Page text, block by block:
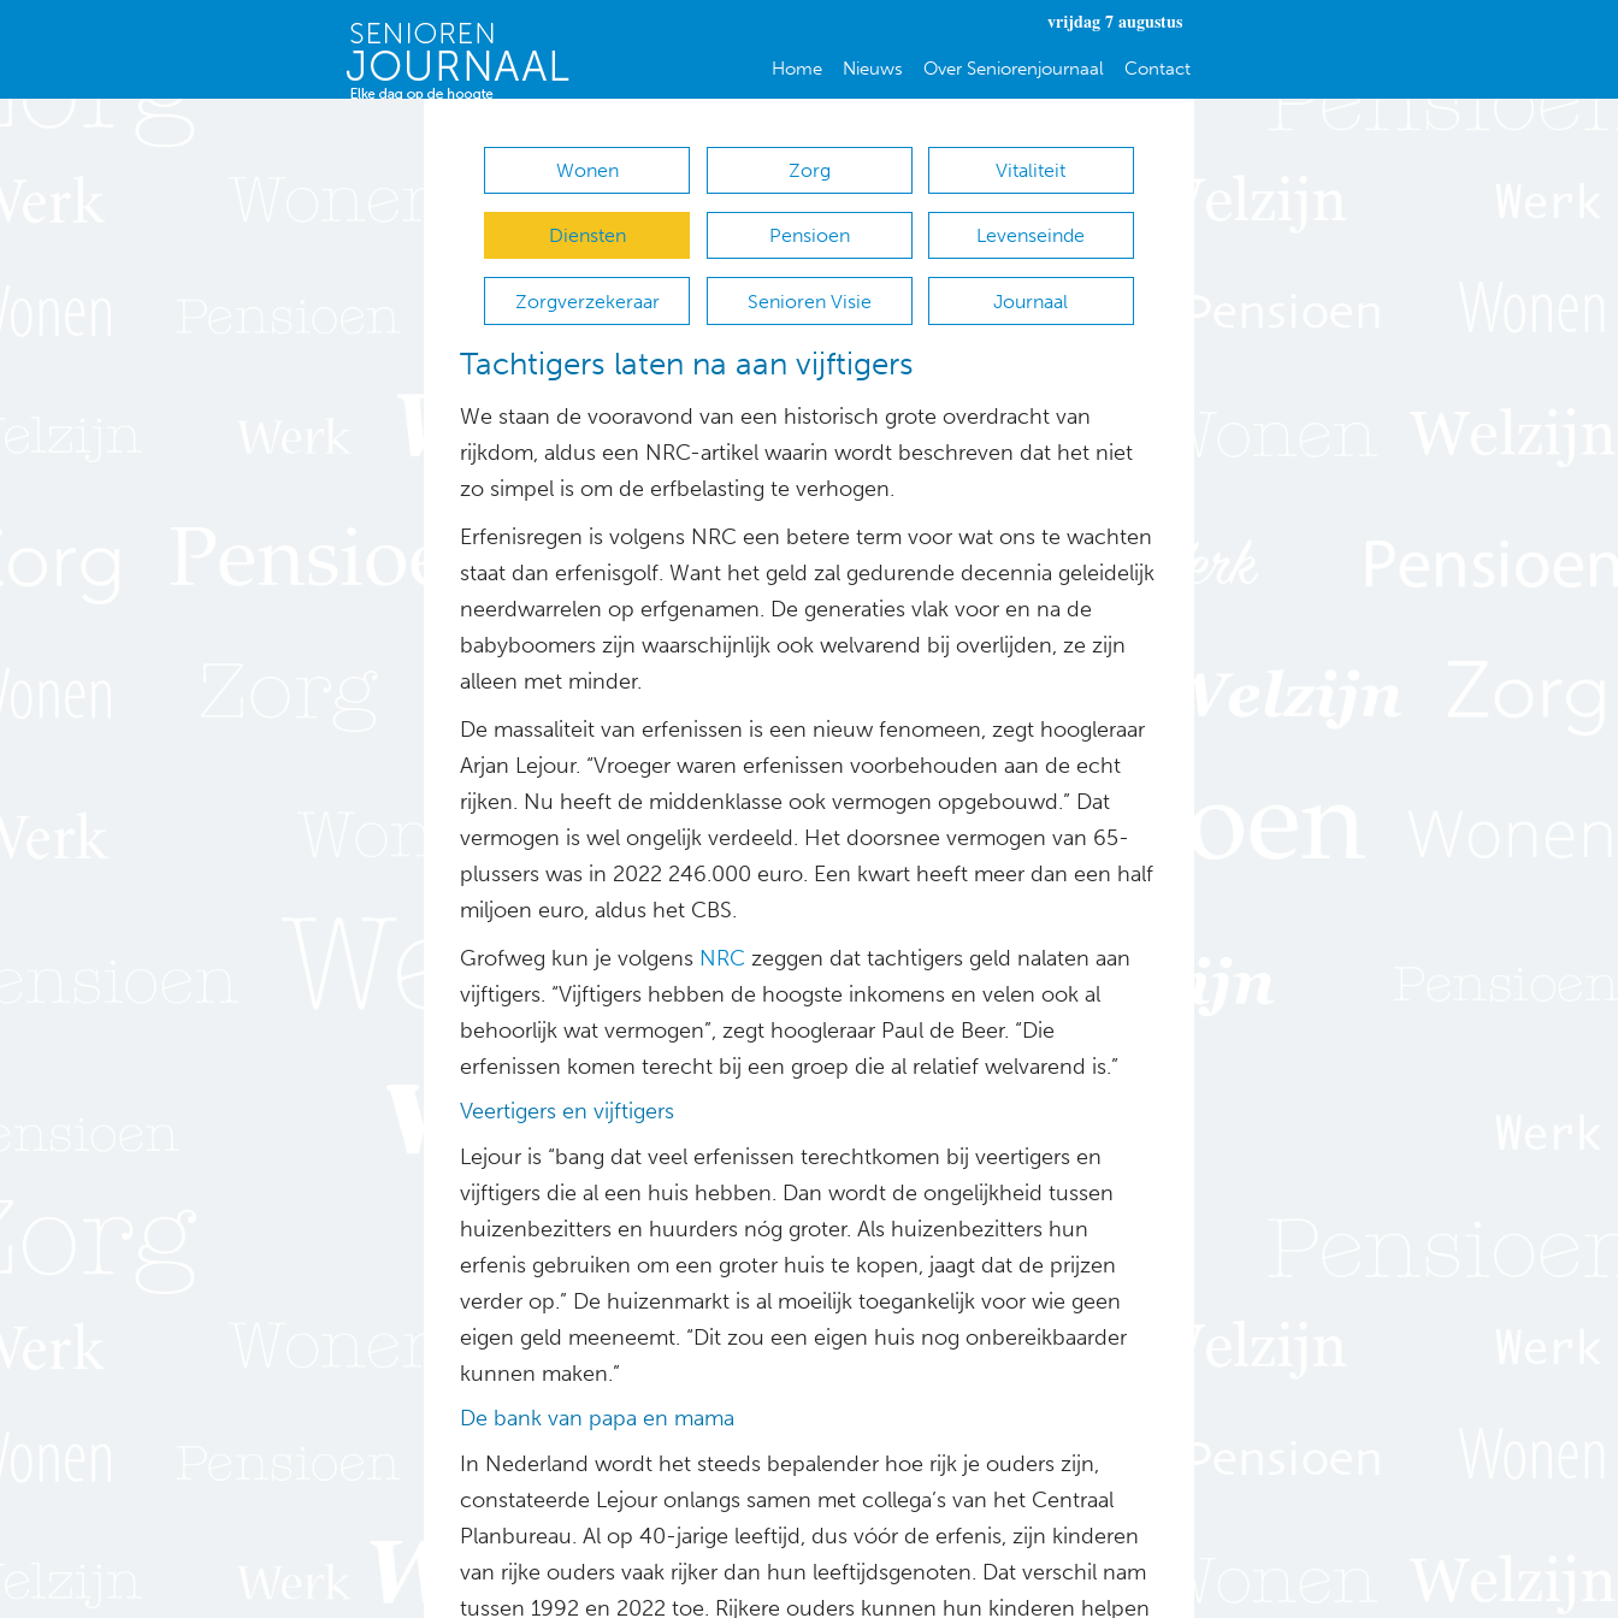
vrijdag 7 augustus
Home Nieuws Over Seniorenjournaal Contact
Wonen Zorg Vitaliteit
Diensten Pensioen Levenseinde
Zorgverzekeraar Senioren Visie Journaal
Tachtigers laten na aan vijftigers
We staan de vooravond van een historisch grote overdracht van
rijkdom, aldus een NRC-artikel waarin wordt beschreven dat het niet
zo simpel is om de erfbelasting te verhogen.
Erfenisregen is volgens NRC een betere term voor wat ons te wachten
staat dan erfenisgolf. Want het geld zal gedurende decennia geleidelijk
neerdwarrelen op erfgenamen. De generaties vlak voor en na de
babyboomers zijn waarschijnlijk ook welvarend bij overlijden, ze zijn
alleen met minder.
De massaliteit van erfenissen is een nieuw fenomeen, zegt hoogleraar
Arjan Lejour. “Vroeger waren erfenissen voorbehouden aan de echt
rijken. Nu heeft de middenklasse ook vermogen opgebouwd.” Dat
vermogen is wel ongelijk verdeeld. Het doorsnee vermogen van 65-
plussers was in 2022 246.000 euro. Een kwart heeft meer dan een half
miljoen euro, aldus het CBS.
Grofweg kun je volgens NRC zeggen dat tachtigers geld nalaten aan
vijftigers. “Vijftigers hebben de hoogste inkomens en velen ook al
behoorlijk wat vermogen”, zegt hoogleraar Paul de Beer. “Die
erfenissen komen terecht bij een groep die al relatief welvarend is.”
Veertigers en vijftigers
Lejour is “bang dat veel erfenissen terechtkomen bij veertigers en
vijftigers die al een huis hebben. Dan wordt de ongelijkheid tussen
huizenbezitters en huurders nóg groter. Als huizenbezitters hun
erfenis gebruiken om een groter huis te kopen, jaagt dat de prijzen
verder op.” De huizenmarkt is al moeilijk toegankelijk voor wie geen
eigen geld meeneemt. “Dit zou een eigen huis nog onbereikbaarder
kunnen maken.”
De bank van papa en mama
In Nederland wordt het steeds bepalender hoe rijk je ouders zijn,
constateerde Lejour onlangs samen met collega’s van het Centraal
Planbureau. Al op 40-jarige leeftijd, dus vóór de erfenis, zijn kinderen
van rijke ouders vaak rijker dan hun leeftijdsgenoten. Dat verschil nam
tussen 1992 en 2022 toe. Rijkere ouders kunnen hun kinderen helpen